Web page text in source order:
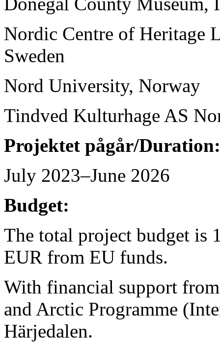
Nordic Centre of Heritage
Sweden
Nord University, Norway
Tindved Kulturhage AS
Projektet pågår/Duration:
July 2023–June 2026
Budget:
The total project budget is
EUR from EU funds.
With financial support
and Arctic Programme
Härjedalen.